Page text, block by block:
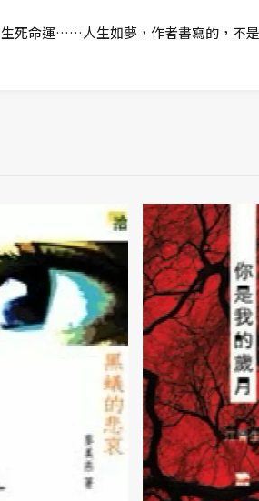
死命運……人生如夢，作者書寫的，不